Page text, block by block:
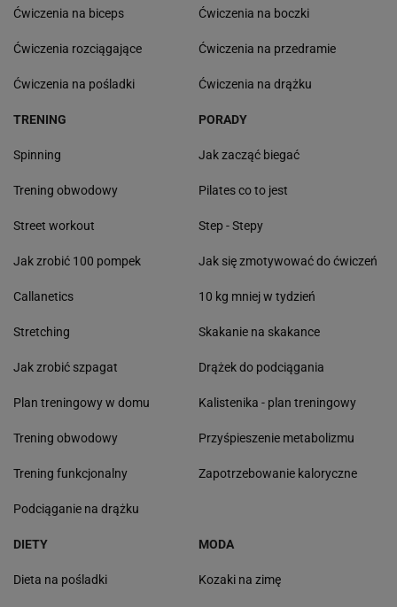
Ćwiczenia na biceps
Ćwiczenia rozciągające
Ćwiczenia na pośladki
Ćwiczenia na boczki
Ćwiczenia na przedramie
Ćwiczenia na drążku
TRENING
Spinning
Trening obwodowy
Street workout
Jak zrobić 100 pompek
Callanetics
Stretching
Jak zrobić szpagat
Plan treningowy w domu
Trening obwodowy
Trening funkcjonalny
Podciąganie na drążku
PORADY
Jak zacząć biegać
Pilates co to jest
Step - Stepy
Jak się zmotywować do ćwiczeń
10 kg mniej w tydzień
Skakanie na skakance
Drążek do podciągania
Kalistenika - plan treningowy
Przyśpieszenie metabolizmu
Zapotrzebowanie kaloryczne
DIETY
Dieta na pośladki
MODA
Kozaki na zimę